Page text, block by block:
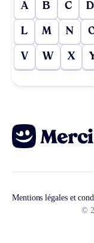
A B C D
L M N
V W X
Mentions légales et
©